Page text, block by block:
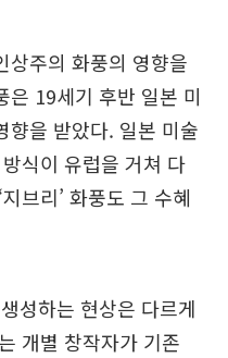
상주의 화풍의 영향을
은 19세기 후반 일본 미
향을 받았다. 일본 미술
식이 유럽을 거쳐 다
브리’ 화풍도 그 수혜
성하는 현상은 다르게
개별 창작자가 기존